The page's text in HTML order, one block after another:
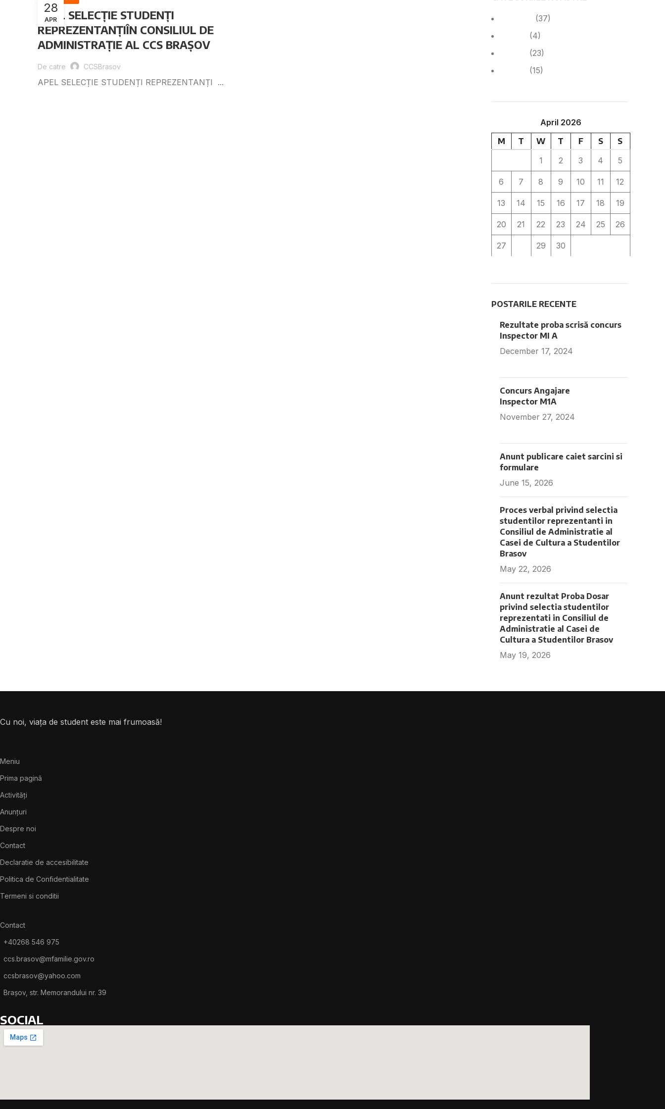
28
APR
APEL SELECȚIE STUDENȚI
REPREZENTANȚIÎN CONSILIUL DE
ADMINISTRAȚIE AL CCS BRAȘOV
De catre CCSBrasov
APEL SELECȚIE STUDENȚI REPREZENTANȚI ...
(37)
(4)
(23)
(15)
April 2026
M
T W T F S
S
1
2 3 4 5
6 7 8 9 10 11 12
13 14 15 16 17 18 19
20 21 22 23 24 25 26
27 29
30
POSTARILE RECENTE
Rezultate proba scrisă concurs
Inspector MI A
December 17, 2024
Concurs Angajare
Inspector M1A
November 27, 2024
Anunt publicare caiet sarcini si
formulare
June 15, 2026
Proces verbal privind selectia
studentilor reprezentanti in
Consiliul de Administratie al
Casei de Cultura a Studentilor
Brasov
May 22, 2026
Anunt rezultat Proba Dosar
privind selectia studentilor
reprezentati in Consiliul de
Administratie al Casei de
Cultura a Studentilor Brasov
May 19, 2026
Cu noi, viața de student este mai frumoasă!
Meniu
Prima pagină
Activități
Anunțuri
Despre noi
Contact
Declaratie de accesibilitate
Politica de Confidentialitate
Termeni si conditii
Contact
+40268 546 975
ccs.brasov@mfamilie.gov.ro
ccsbrasov@yahoo.com
Brașov, str. Memorandului nr. 39
SOCIAL